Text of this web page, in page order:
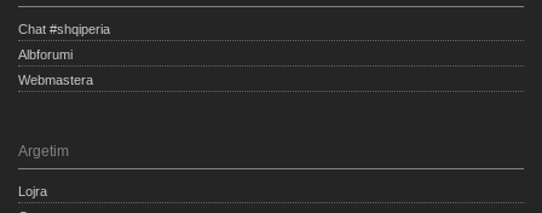
Chat #shqiperia
Albforumi
Webmastera
Argetim
Lojra